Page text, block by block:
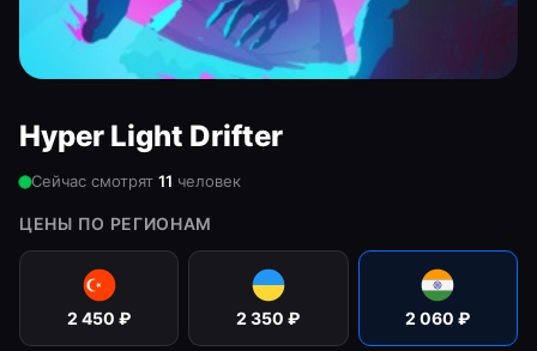
Hyper Light Drifter
Сейчас смотрят 11 человек
ЦЕНЫ ПО РЕГИОНАМ
2 450 ₽ 2 350 ₽ 2 060 ₽